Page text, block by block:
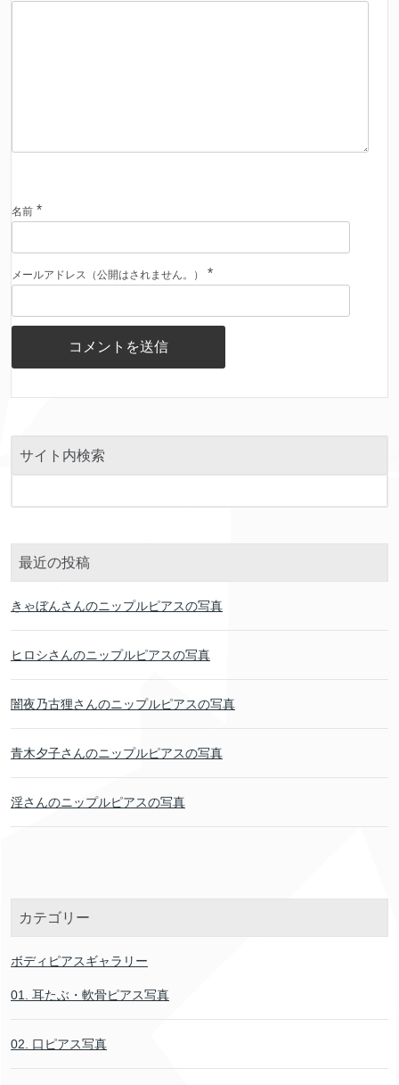
名前 *
メールアドレス（公開はされません。） *
サイト内検索
最近の投稿
きゃぼんさんのニップルピアスの写真
ヒロシさんのニップルピアスの写真
闇夜乃古狸さんのニップルピアスの写真
青木夕子さんのニップルピアスの写真
淫さんのニップルピアスの写真
カテゴリー
ボディピアスギャラリー
01. 耳たぶ・軟骨ピアス写真
02. 口ピアス写真